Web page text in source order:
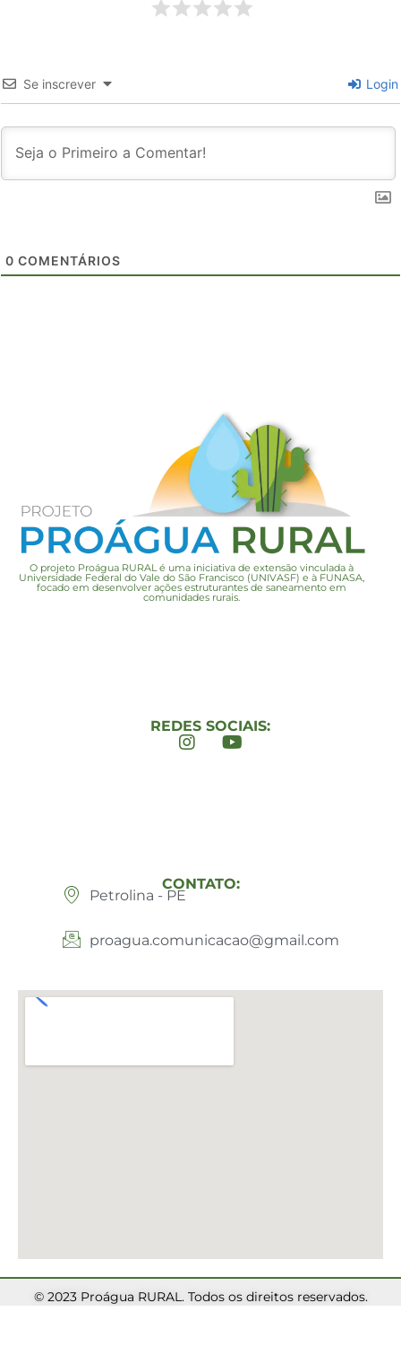
Se inscrever Login
0 COMENTÁRIOS
O projeto Proágua RURAL é uma iniciativa de extensão vinculada à
Universidade Federal do Vale do São Francisco (UNIVASF) e à FUNASA,
focado em desenvolver ações estruturantes de saneamento em
comunidades rurais.
REDES SOCIAIS:
CONTATO:
Petrolina - PE
proagua.comunicacao@gmail.com
© 2023 Proágua RURAL. Todos os direitos reservados.